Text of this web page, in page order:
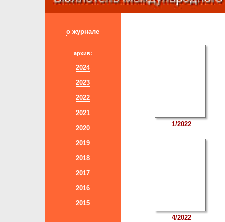
о журнале
архив:
2024
2023
2022
2021
2020
2019
2018
2017
2016
2015
1/2022
4/2022